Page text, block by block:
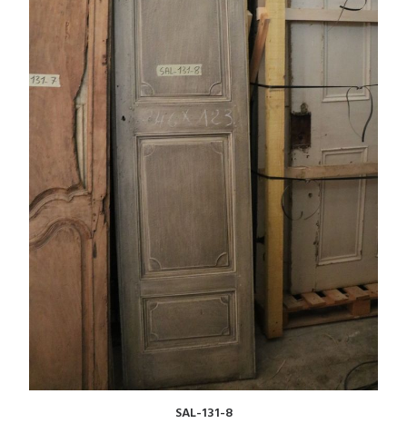
VOIR
SAL-131-8